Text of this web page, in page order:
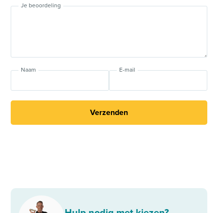
Je beoordeling
Naam E-mail
Verzenden